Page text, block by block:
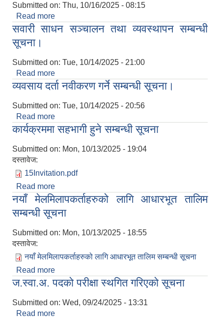
Submitted on: Thu, 10/16/2025 - 08:15
Read more
सवारी साधन सञ्चालन तथा व्यवस्थापन सम्बन्धी
सूचना।
Submitted on: Tue, 10/14/2025 - 21:00
Read more
सूचना।
व्यवसाय दर्ता नवीकरण गर्ने सम्बन्धी सूचना।
Submitted on: Tue, 10/14/2025 - 20:56
Read more
कार्यक्रममा सहभागी हुने सम्बन्धी सूचना
Submitted on: Mon, 10/13/2025 - 19:04
दस्तावेज:
15Invitation.pdf
Read more
नयाँ मेलमिलापकर्ताहरुको लागि आधारभूत तालिम
सम्बन्धी सूचना
Submitted on: Mon, 10/13/2025 - 18:55
दस्तावेज:
नयाँ मेलमिलापकर्ताहरुको लागि आधारभूत तालिम सम्बन्धी सूचना
Read more
सम्बन्धी सूचना
ज.स्वा.अ. पदको परीक्षा स्थगित गरिएको सूचना
Submitted on: Wed, 09/24/2025 - 13:31
Read more